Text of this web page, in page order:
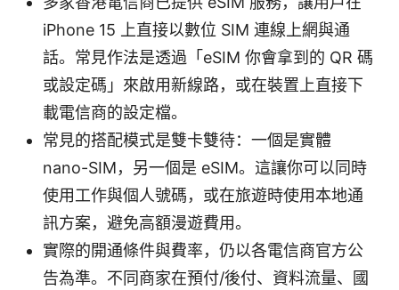
iPhone 15 上直接以數位 SIM 連線上網與通
話。常見作法是透過「eSIM 你會拿到的 QR 碼
或設定碼」來啟用新線路，或在裝置上直接下
載電信商的設定檔。
常見的搭配模式是雙卡雙待：一個是實體
nano-SIM，另一個是 eSIM。這讓你可以同時
使用工作與個人號碼，或在旅遊時使用本地通
訊方案，避免高額漫遊費用。
實際的開通條件與費率，仍以各電信商官方公
告為準。不同商家在預付/後付、資料流量、國